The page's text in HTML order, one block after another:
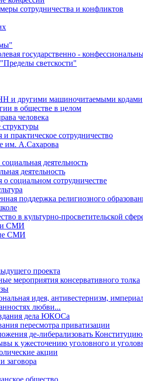
сотрудничества и конфликтов
государственно -
светскости"
и другими машиночитаемыми кодами
в обществе в целом
человека
практическое сотрудничество
им. А.Сахарова
деятельность
деятельность
социальном сотрудничестве
поддержка религиозного
в культурно-просветительской
и СМИ
СМИ
проекта
мероприятия консервативного толка
идея, антивестернизм,
любви...
дела ЮКОСа
пересмотра приватизации
де-либерализовать
к ужесточению уголовного и
акции
заговора